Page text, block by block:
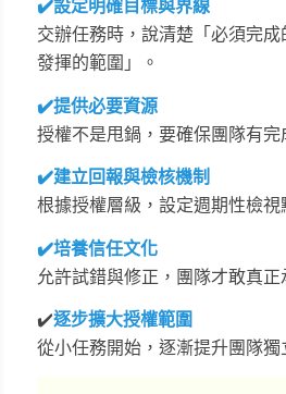
✔️設定明確目標與界線
交辦任務時，說清楚「必須完
發揮的範圍」。
✔️提供必要資源
授權不是甩鍋，要確保團隊有完
✔️建立回報與檢核機制
根據授權層級，設定週期性檢視
✔️培養信任文化
允許試錯與修正，團隊才敢真正
✔️逐步擴大授權範圍
從小任務開始，逐漸提升團隊獨